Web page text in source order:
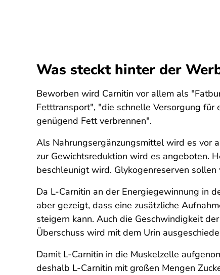
Was steckt hinter der
Beworben wird Carnitin vor allem als
Fetttransport", "die schnelle Versorgung
genügend Fett verbrennen".
Als Nahrungsergänzungsmittel wird es vor
zur Gewichtsreduktion wird es angeboten.
beschleunigt wird. Glykogenreserven
Da L-Carnitin an der Energiegewinnung in
aber gezeigt, dass eine zusätzliche
steigern kann. Auch die Geschwindigkeit
Überschuss wird mit dem Urin
Damit L-Carnitin in die Muskelzelle
deshalb L-Carnitin mit großen Mengen